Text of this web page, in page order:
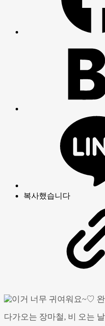
복사했습니다
다가오는 장마철, 비 오는